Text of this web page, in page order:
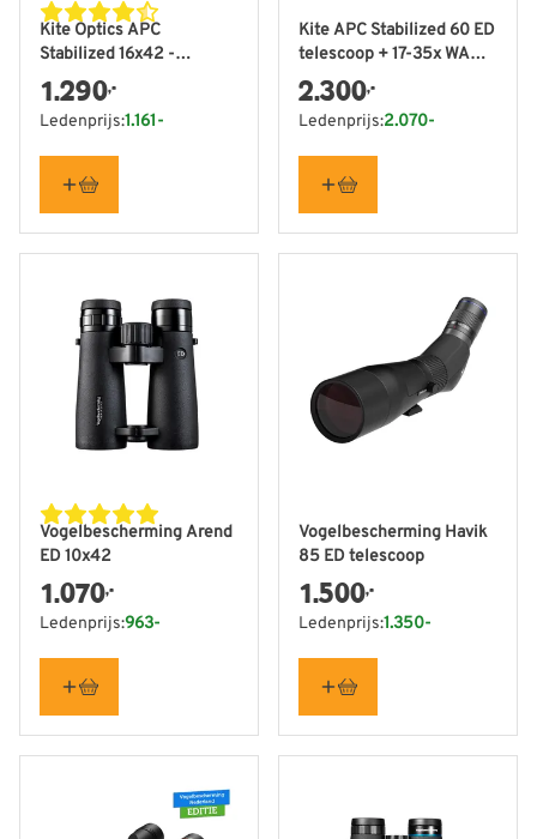
Kite Optics APC
Stabilized 16x42 -
Vogelbescherming
Nederland editie
1.290,-
Ledenprijs:1.161-
Kite APC Stabilized 60 ED
telescoop + 17-35x WA
oculair -
Vogelbescherming
Nederland editie
2.300,-
Ledenprijs:2.070-
Vogelbescherming Arend
ED 10x42
1.070,-
Ledenprijs:963-
Vogelbescherming Havik
85 ED telescoop
1.500,-
Ledenprijs:1.350-